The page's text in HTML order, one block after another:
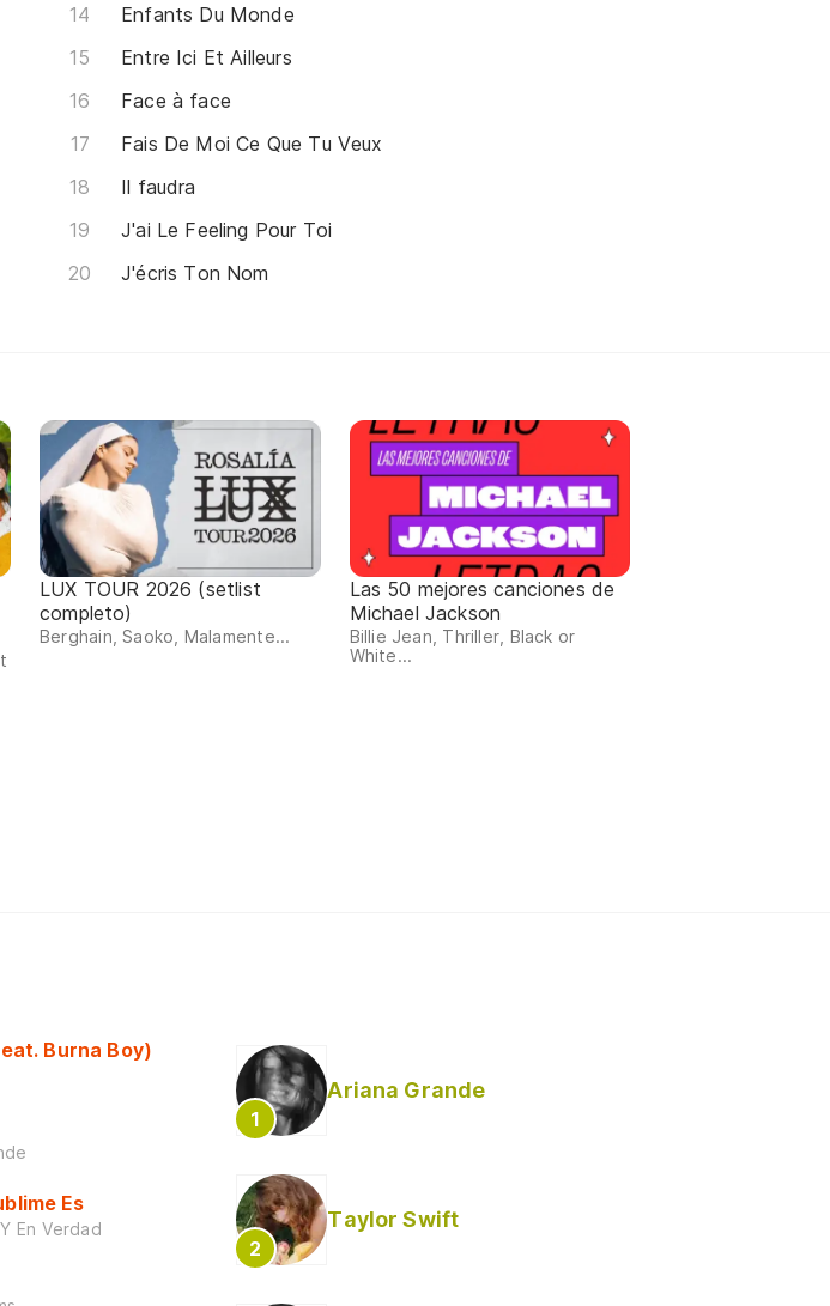
Enfants Du Monde
Entre Ici Et Ailleurs
Face à face
Fais De Moi Ce Que Tu Veux
Il faudra
J'ai Le Feeling Pour Toi
J'écris Ton Nom
LUX TOUR 2026 (setlist
completo)
Berghain, Saoko, Malamente...
Las 50 mejores canciones de
Michael Jackson
Billie Jean, Thriller, Black or
White...
Burna Boy)
Es
En Verdad
Ariana Grande
Taylor Swift